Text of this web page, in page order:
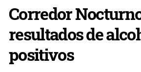
Corredor
resultados de
positivos